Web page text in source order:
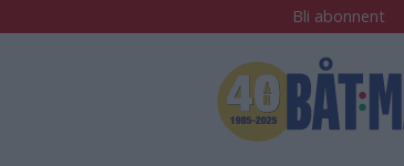
Bli abonnent